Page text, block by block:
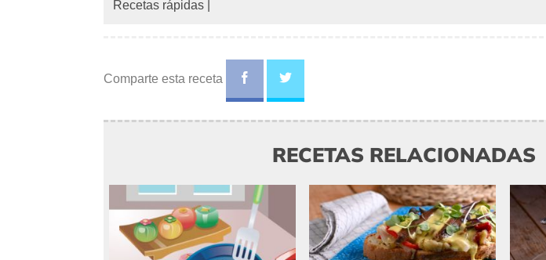
Recetas rápidas
Comparte esta receta
RECETAS RELACIONADAS